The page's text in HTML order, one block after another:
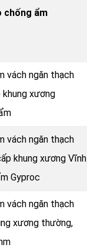
chống ẩm
vách ngăn thạch
khung xương
vách ngăn thạch
khung xương Vĩnh
Gyproc
vách ngăn thạch
xương thường,